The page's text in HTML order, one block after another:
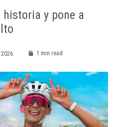
historia y pone a
1 min read